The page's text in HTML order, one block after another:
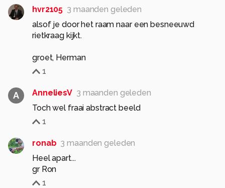
hvr2105 3 maanden geleden
alsof je door het raam naar een besneeuwd
rietkraag kijkt.
groet, Herman
1
A AnneliesV 3 maanden geleden
Toch wel fraai abstract beeld
1
ronab 3 maanden geleden
Heel apart...
gr Ron
1